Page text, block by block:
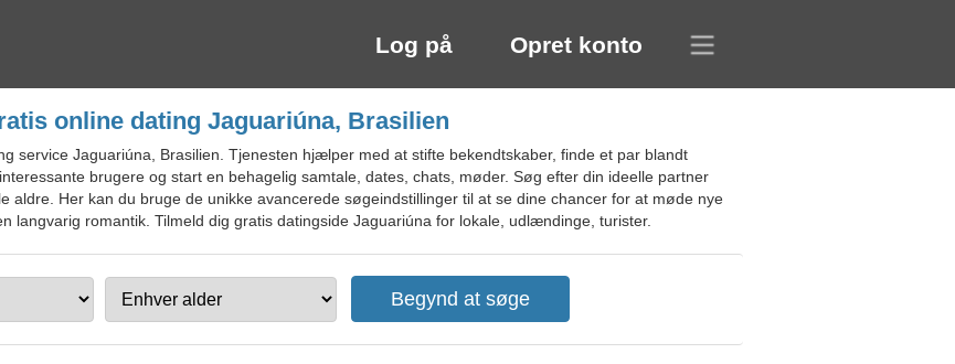
Log på Opret konto
online dating Jaguariúna, Brasilien
service Jaguariúna, Brasilien. Tjenesten hjælper med at stifte bekendtskaber, finde et par blandt
brugere og start en behagelig samtale, dates, chats, møder. Søg efter din ideelle partner
aldre. Her kan du bruge de unikke avancerede søgeindstillinger til at se dine chancer for at møde nye
langvarig romantik. Tilmeld dig gratis datingside Jaguariúna for lokale, udlændinge, turister.